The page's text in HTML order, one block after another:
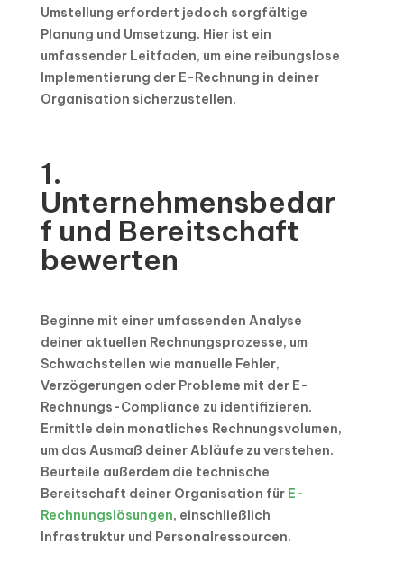
Umstellung erfordert jedoch sorgfältige
Planung und Umsetzung. Hier ist ein
umfassender Leitfaden, um eine reibungslose
Implementierung der E-Rechnung in deiner
Organisation sicherzustellen.
1.
Unternehmensbedar
f und Bereitschaft
bewerten
Beginne mit einer umfassenden Analyse
deiner aktuellen Rechnungsprozesse, um
Schwachstellen wie manuelle Fehler,
Verzögerungen oder Probleme mit der E-
Rechnungs-Compliance zu identifizieren.
Ermittle dein monatliches Rechnungsvolumen,
um das Ausmaß deiner Abläufe zu verstehen.
Beurteile außerdem die technische
Bereitschaft deiner Organisation für E-
Rechnungslösungen, einschließlich
Infrastruktur und Personalressourcen.